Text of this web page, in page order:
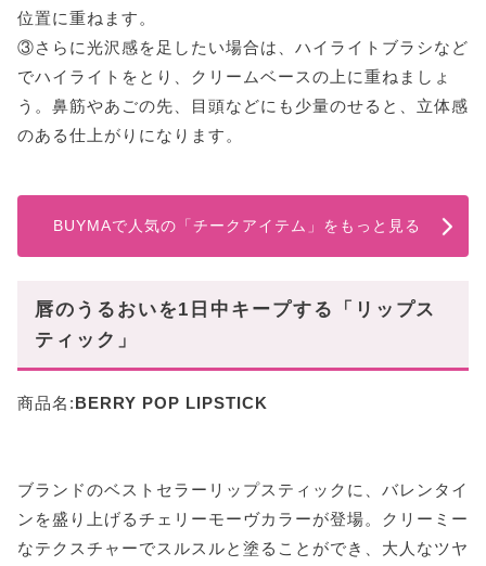
位置に重ねます。
③さらに光沢感を足したい場合は、ハイライトブラシなど
でハイライトをとり、クリームベースの上に重ねましょ
う。鼻筋やあごの先、目頭などにも少量のせると、立体感
のある仕上がりになります。
BUYMAで人気の「チークアイテム」をもっと見る
唇のうるおいを1日中キープする「リップス
ティック」
商品名:BERRY POP LIPSTICK
ブランドのベストセラーリップスティックに、バレンタイ
ンを盛り上げるチェリーモーヴカラーが登場。クリーミー
なテクスチャーでスルスルと塗ることができ、大人なツヤ